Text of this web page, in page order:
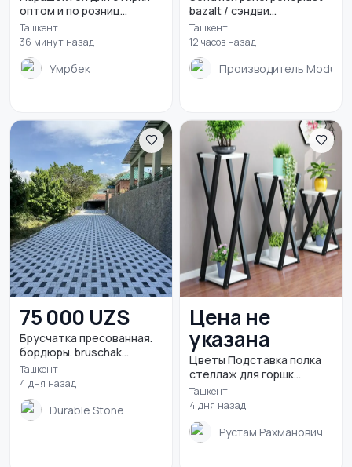
Оформление
интерьера
Диваны и кресла1
оптом и по розниц...
Ташкент
36 минут назад
Умрбек
bazalt / сэндви...
Ташкент
12 часов назад
Производитель Modul
75 000 UZS
Брусчатка пресованная.
бордюры. bruschak...
Ташкент
4 дня назад
Durable Stone
Цена не
указана
Цветы Подставка полка
стеллаж для горшк...
Ташкент
4 дня назад
Рустам Рахманович